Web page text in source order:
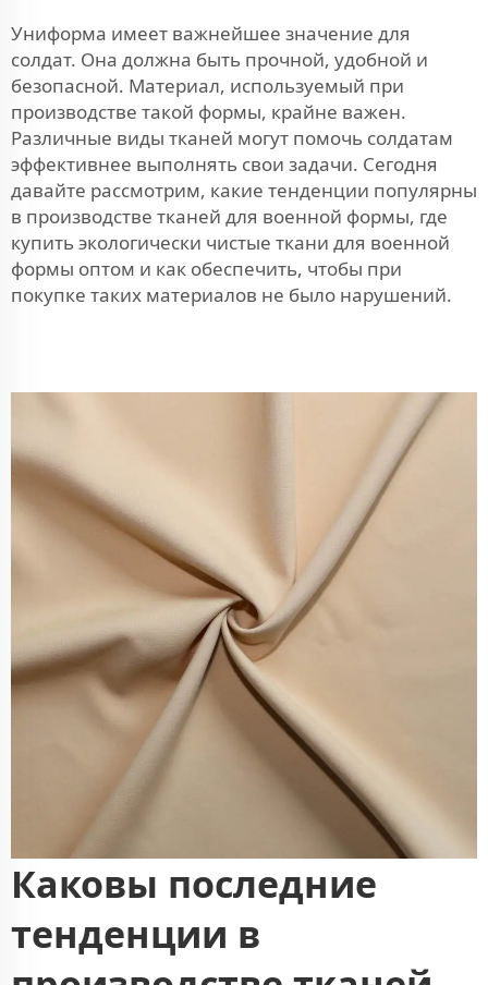
Униформа имеет важнейшее значение для
солдат. Она должна быть прочной, удобной и
безопасной. Материал, используемый при
производстве такой формы, крайне важен.
Различные виды тканей могут помочь солдатам
эффективнее выполнять свои задачи. Сегодня
давайте рассмотрим, какие тенденции популярны
в производстве тканей для военной формы, где
купить экологически чистые ткани для военной
формы оптом и как обеспечить, чтобы при
покупке таких материалов не было нарушений.
Каковы последние
тенденции в